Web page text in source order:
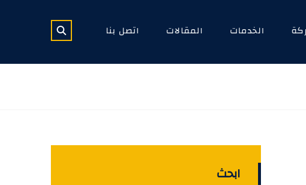
الخدمات المقالات اتصل بنا
ابحث